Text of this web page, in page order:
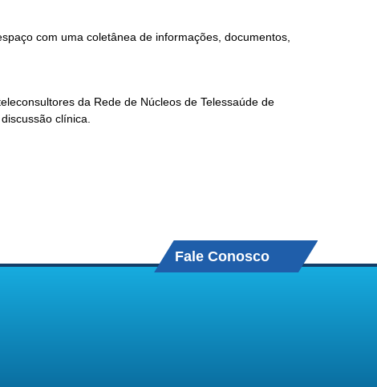
com uma coletânea de informações, documentos,
da Rede de Núcleos de Telessaúde de
clínica.
Fale Conosco